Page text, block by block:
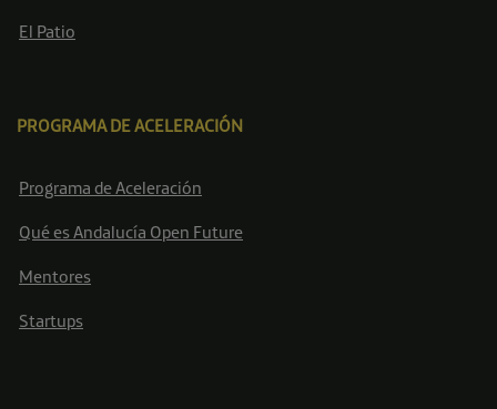
El Patio
PROGRAMA DE ACELERACIÓN
Programa de Aceleración
Qué es Andalucía Open Future
Mentores
Startups